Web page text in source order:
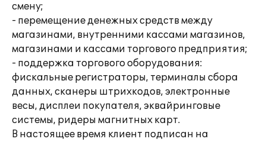
смену;
- перемещение денежных средств между
магазинами, внутренними кассами магазинов,
магазинами и кассами торгового предприятия;
- поддержка торгового оборудования:
фискальные регистраторы, терминалы сбора
данных, сканеры штрихкодов, электронные
весы, дисплеи покупателя, эквайринговые
системы, ридеры магнитных карт.
В настоящее время клиент подписан на